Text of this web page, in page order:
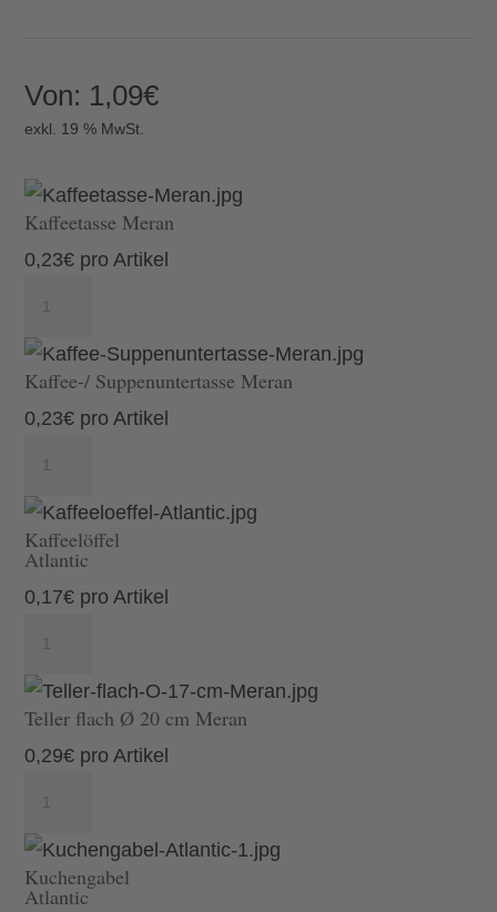
Von: 1,09€
exkl. 19 % MwSt.
Kaffeetasse Meran
0,23€ pro Artikel
Menge
Kaffee-/ Suppenuntertasse Meran
0,23€ pro Artikel
Meran
Menge
Kaffeelöffel
Atlantic
0,17€ pro Artikel
Menge
Teller flach Ø 20 cm Meran
0,29€ pro Artikel
Ø
20
Kuchengabel
Atlantic